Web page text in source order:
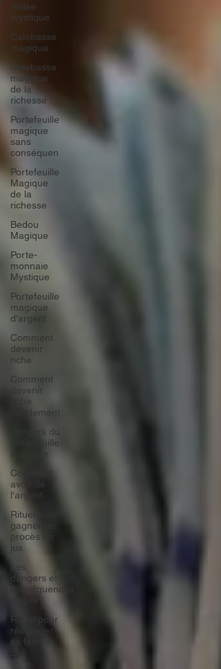
Valise
mystique
Calebasse
magique
Calebasse
magique
de la
richesse
Portefeuille
magique
sans
conséquen
Portefeuille
Magique
de la
richesse
Bedou
Magique
Porte-
monnaie
Mystique
Portefeuille
magique
d'argent
Comment
devenir
riche
Comment
devenir
riche
rapidement
dangers du
portefeuille
Comment
avoir de
l'argent
Rituel pour
gagner un
procès en
jus
Les
dangers et
conséquences
Rituel pour
récupérer
sa femme